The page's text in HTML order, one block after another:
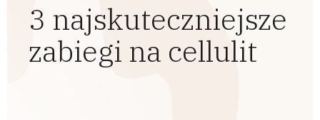
3 najskuteczniejsze
zabiegi na cellulit